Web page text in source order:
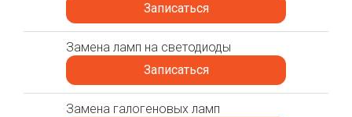
Записаться
Замена ламп на светодиоды
Записаться
Замена галогеновых ламп